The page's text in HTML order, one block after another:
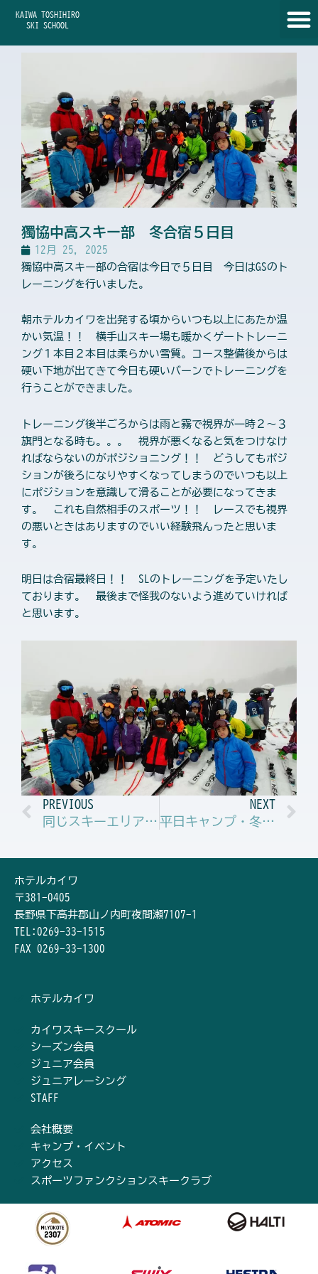
KAIWA TOSHIHIRO
SKI SCHOOL
獨協中高スキー部 冬合宿５日目
12月 25, 2025
獨協中高スキー部の合宿は今日で５日目 今日はGSのト
レーニングを行いました。
朝ホテルカイワを出発する頃からいつも以上にあたか温
かい気温！！ 横手山スキー場も暖かくゲートトレーニ
ング１本目２本目は柔らかい雪質。コース整備後からは
硬い下地が出てきて今日も硬いバーンでトレーニングを
行うことができました。
トレーニング後半ごろからは雨と霧で視界が一時２〜３
旗門となる時も。。。 視界が悪くなると気をつけなけ
ればならないのがポジショニング！！ どうしてもポジ
ションが後ろになりやすくなってしまうのでいつも以上
にポジションを意識して滑ることが必要になってきま
す。 これも自然相手のスポーツ！！ レースでも視界
の悪いときはありますのでいい経験飛んったと思いま
す。
明日は合宿最終日！！ SLのトレーニングを予定いたし
ております。 最後まで怪我のないよう進めていければ
と思います。
Prev
PREVIOUS
同じスキーエリアなのに・・・小丸山スキー場
NEXT
平日キャンプ・冬休みJrキャンプ
ホテルカイワ
〒381-0405
長野県下高井郡山ノ内町夜間瀬7107-1
TEL:0269-33-1515
FAX 0269-33-1300
ホテルカイワ
カイワスキースクール
シーズン会員
ジュニア会員
ジュニアレーシング
STAFF
会社概要
キャンプ・イベント
アクセス
スポーツファンクションスキークラブ